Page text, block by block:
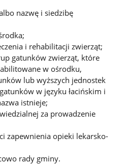
nazwę i siedzibę
i rehabilitacji zwierząt;
gatunków zwierząt, które
w ośrodku,
lub wyższych jednostek
w języku łacińskim i
istnieje;
za prowadzenie
zapewnienia opieki lekarsko-
rady gminy.